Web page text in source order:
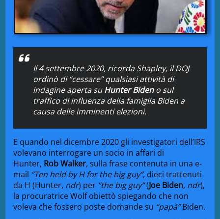
Il 4 settembre 2020, ricorda Shapley, il DOJ
ordinò di“cessare”qualsiasi attività di
indagine aperta suHunter Bideno sul
traffico di influenza della famiglia Biden a
causa delle imminenti elezioni.
E quando nel dicembre 2020 gli investigatori dell’IRS
volevano interrogare un socio in affari di
Hunter, Rob Walker, sulla frase contenuta in una e-
mail “Ten held by H for the big guy”, dieci trattenuti
da H (Hunter, ndr) per “the big guy”(Joe Biden, ndr),
la procuratrice Wolf obiettò spiegando che non
voleva che fossero poste domande su “papà”Biden.